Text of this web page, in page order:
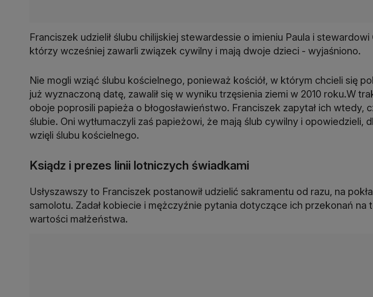
Franciszek udzielił ślubu chilijskiej stewardessie o imieniu Paula i stewardowi
którzy wcześniej zawarli związek cywilny i mają dwoje dzieci - wyjaśniono.
Nie mogli wziąć ślubu kościelnego, ponieważ kościół, w którym chcieli się
już wyznaczoną datę, zawalił się w wyniku trzęsienia ziemi w 2010 roku.W
oboje poprosili papieża o błogosławieństwo. Franciszek zapytał ich wtedy,
ślubie. Oni wytłumaczyli zaś papieżowi, że mają ślub cywilny i opowiedzieli,
wzięli ślubu kościelnego.
Ksiądz i prezes linii lotniczych świadkami
Usłyszawszy to Franciszek postanowił udzielić sakramentu od razu, na
samolotu. Zadał kobiecie i mężczyźnie pytania dotyczące ich przekonań na
wartości małżeństwa.